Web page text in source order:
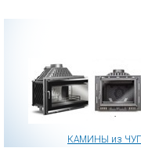
КАМИНЫ из